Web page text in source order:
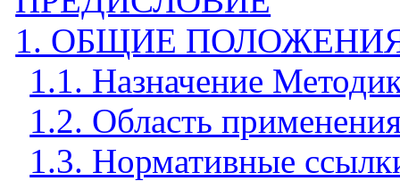
1. ОБЩИЕ
1.1. Назначение
1.2. Область
1.3. Нормативные